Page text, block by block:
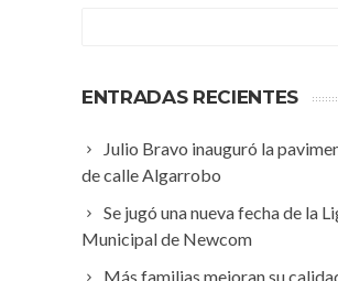
ENTRADAS RECIENTES
Julio Bravo inauguró la
de calle Algarrobo
Se jugó una nueva fecha de la
Municipal de Newcom
Más familias mejoran su